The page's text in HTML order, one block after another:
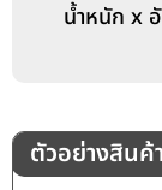
น้ำหนัก x
ตัวอย่างสินค้